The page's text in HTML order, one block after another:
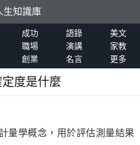
生知識庫
成功 語錄
美文
職場 演講
家教
創業 名言 更多
度是什麼
量學概念，用於評估測量結果